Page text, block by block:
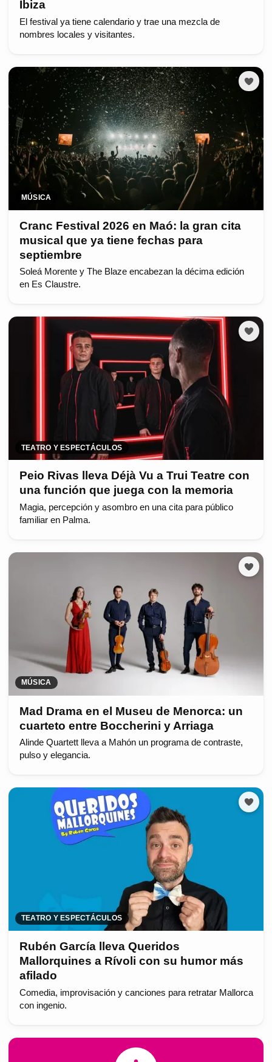
Ibiza
El festival ya tiene calendario y trae una mezcla de
nombres locales y visitantes.
MÚSICA
Cranc Festival 2026 en Maó: la gran cita
musical que ya tiene fechas para
septiembre
Soleá Morente y The Blaze encabezan la décima edición
en Es Claustre.
TEATRO Y ESPECTÁCULOS
Peio Rivas lleva Déjà Vu a Trui Teatre con
una función que juega con la memoria
Magia, percepción y asombro en una cita para público
familiar en Palma.
MÚSICA
Mad Drama en el Museu de Menorca: un
cuarteto entre Boccherini y Arriaga
Alinde Quartett lleva a Mahón un programa de contraste,
pulso y elegancia.
TEATRO Y ESPECTÁCULOS
Rubén García lleva Queridos
Mallorquines a Rívoli con su humor más
afilado
Comedia, improvisación y canciones para retratar Mallorca
con ingenio.